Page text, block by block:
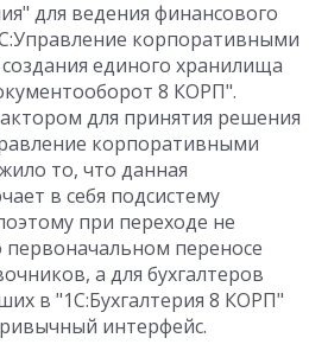
для ведения финансового
корпоративными
единого хранилища
8 КОРП".
для принятия решения
корпоративными
то, что данная
в себя подсистему
при переходе не
первоначальном переносе
а для бухгалтеров
в "1С:Бухгалтерия 8 КОРП"
интерфейс.